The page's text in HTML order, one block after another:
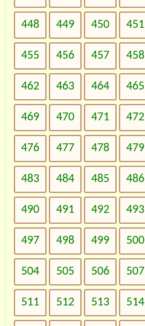
448 449 450 451
455 456 457 458
462 463 464 465
469 470 471 472
476 477 478 479
483 484 485 486
490 491 492 493
497 498 499 500
504 505 506 507
511 512 513 514